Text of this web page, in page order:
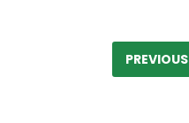
PREVIOUS